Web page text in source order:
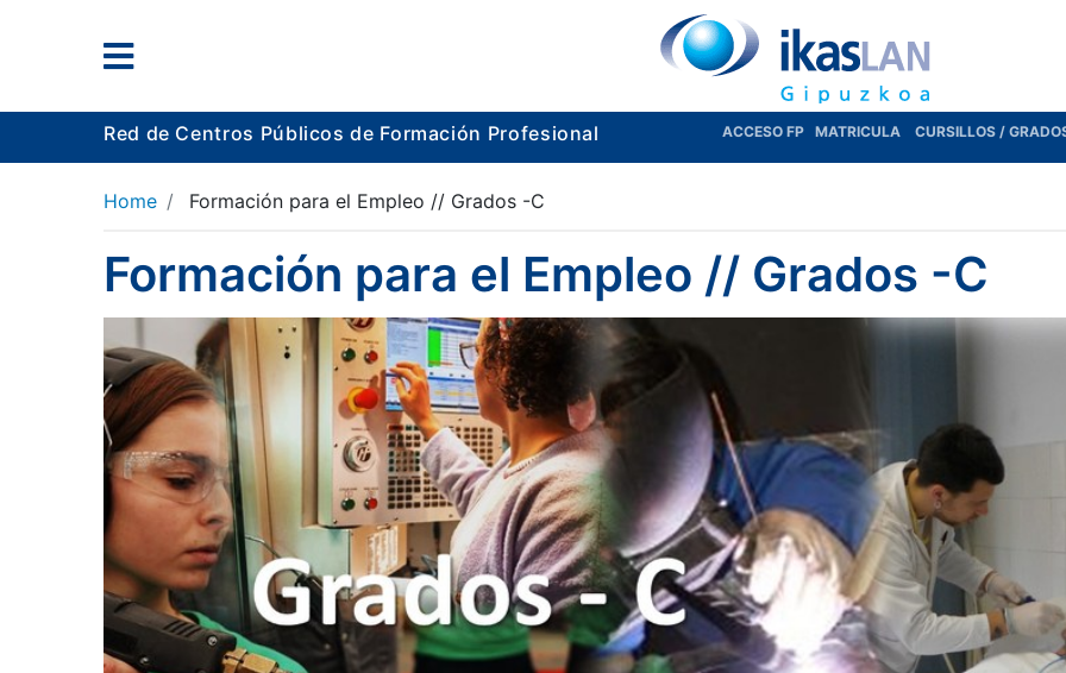
Red de Centros Públicos de Formación Profesional ACCESO FP MATRICULA CURSILLOS /
Home Formación para el Empleo // Grados -C
Formación para el Empleo // Grados -C